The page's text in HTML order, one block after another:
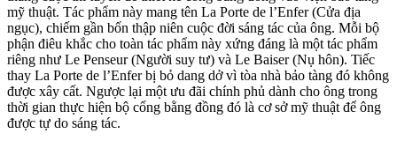
mỹ thuật. Tác phẩm này mang tên La Porte de l’Enfer (Cửa địa
ngục), chiếm gần bốn thập niên cuộc đời sáng tác của ông. Mỗi bộ
phận điêu khắc cho toàn tác phẩm này xứng đáng là một tác phẩm
riêng như Le Penseur (Người suy tư) và Le Baiser (Nụ hôn). Tiếc
thay La Porte de l’Enfer bị bỏ dang dở vì tòa nhà bảo tàng đó không
được xây cất. Ngược lại một ưu đãi chính phủ dành cho ông trong
thời gian thực hiện bộ cổng bằng đồng đó là cơ sở mỹ thuật để ông
được tự do sáng tác.